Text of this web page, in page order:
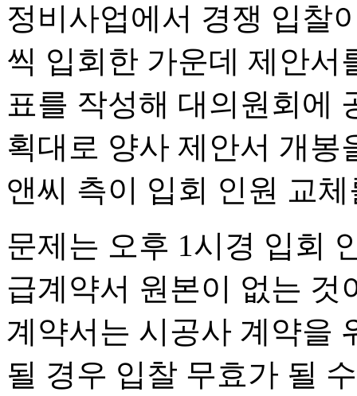
정비사업에서 경쟁 입찰
씩 입회한 가운데 제안서
표를 작성해 대의원회에
획대로 양사 제안서 개봉
앤씨 측이 입회 인원 교
문제는 오후 1시경 입회
급계약서 원본이 없는 것
계약서는 시공사 계약을
될 경우 입찰 무효가 될